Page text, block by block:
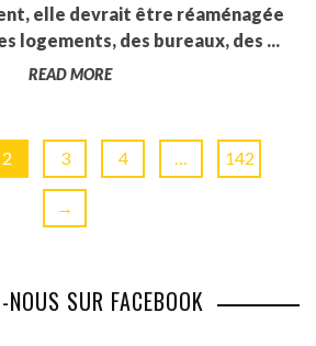
elle devrait être réaménagée
logements, des bureaux, des ...
READ MORE
2 3 4 … 142
→
NOUS SUR FACEBOOK